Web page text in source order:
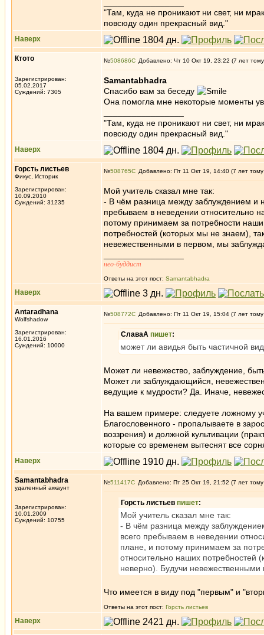
"Там, куда не проникают ни свет, ни
повсюду один прекрасный вид."
Наверх
Ктото
Зарегистрирован:
05.02.2017
Суждений: 7305
№508686 Добавлено: Чт 10 Окт 19, 23:22 (7 лет
Samantabhadra
Спасибо вам за беседу
Она помогла мне некоторые моменты
"Там, куда не проникают ни свет, ни
повсюду один прекрасный вид."
Наверх
Горсть листьев
Фикус, Историк
Зарегистрирован:
10.09.2010
Суждений: 31235
№508765 Добавлено: Пт 11 Окт 19, 14:40 (7 лет
Мой учитель сказал мне так:
- В чём разница между заблуждением
пребываем в неведении относительно
потому принимаем за потребности
потребностей (которых мы не знаем),
невежественными в первом, мы
нео-буддист
Ответы на этот пост: Samantabhadra
Наверх
Antaradhana
Wolfshadow
Зарегистрирован:
16.01.2016
Суждений: 10000
№508772 Добавлено: Пт 11 Окт 19, 15:04 (7 лет
СлаваА пишет:
может ли авидья быть частичной
Может ли невежество, заблуждение,
Может ли заблуждающийся,
ведущие к мудрости? Да. Иначе,
На вашем примере: следуете ложному
Благословенного - пропалываете в
воззрения) и должной культивации
которые со временем вытеснят все
Наверх
Samantabhadra
удаленный аккаунт
Зарегистрирован:
10.01.2009
Суждений: 10755
№511417 Добавлено: Пт 25 Окт 19, 21:52 (7 лет
Горсть листьев пишет:
Мой учитель сказал мне так:
- В чём разница между
всего пребываем в неведении
плане, и потому принимаем за
относительно наших
неверно). Будучи
Что имеется в виду под "первым" и
Ответы на этот пост: Горсть листьев
Наверх